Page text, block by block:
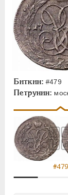
Биткин: #479
Петрунин:
#479